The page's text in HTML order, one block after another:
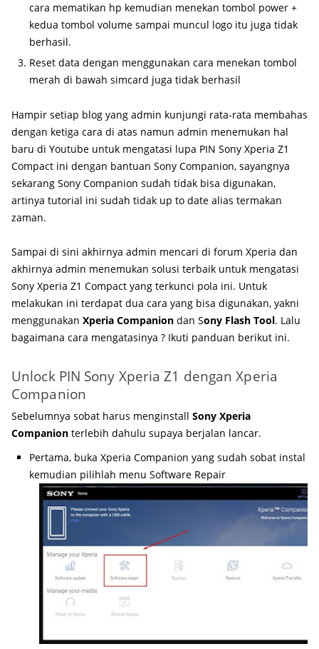
cara mematikan hp kemudian menekan tombol power +
kedua tombol volume sampai muncul logo itu juga tidak
berhasil.
Reset data dengan menggunakan cara menekan tombol
merah di bawah simcard juga tidak berhasil
Hampir setiap blog yang admin kunjungi rata-rata membahas
dengan ketiga cara di atas namun admin menemukan hal
baru di Youtube untuk mengatasi lupa PIN Sony Xperia Z1
Compact ini dengan bantuan Sony Companion, sayangnya
sekarang Sony Companion sudah tidak bisa digunakan,
artinya tutorial ini sudah tidak up to date alias termakan
zaman.
Sampai di sini akhirnya admin mencari di forum Xperia dan
akhirnya admin menemukan solusi terbaik untuk mengatasi
Sony Xperia Z1 Compact yang terkunci pola ini. Untuk
melakukan ini terdapat dua cara yang bisa digunakan, yakni
menggunakan Xperia Companion dan Sony Flash Tool. Lalu
bagaimana cara mengatasinya ? Ikuti panduan berikut ini.
Unlock PIN Sony Xperia Z1 dengan Xperia
Companion
Sebelumnya sobat harus menginstall Sony Xperia
Companion terlebih dahulu supaya berjalan lancar.
Pertama, buka Xperia Companion yang sudah sobat instal
kemudian pilihlah menu Software Repair